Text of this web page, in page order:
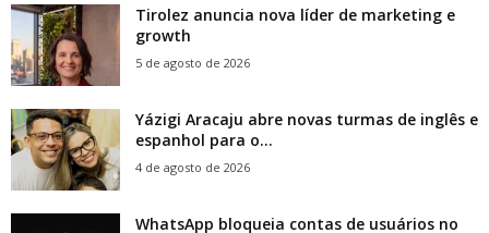
Tirolez anuncia nova líder de marketing e
growth
5 de agosto de 2026
Yázigi Aracaju abre novas turmas de inglês e
espanhol para o...
4 de agosto de 2026
WhatsApp bloqueia contas de usuários no